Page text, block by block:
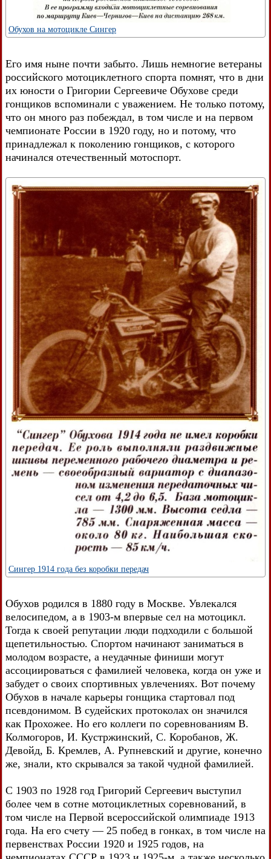
Обухов на мотоцикле Сингер
Его имя ныне почти забыто. Лишь немногие ветераны
российского мотоциклетного спорта помнят, что в дни
их юности о Григории Сергеевиче Обухове среди
гонщиков вспоминали с уважением. Не только потому,
что он много раз побеждал, в том числе и на первом
чемпионате России в 1920 году, но и потому, что
принадлежал к поколению гонщиков, с которого
начинался отечественный мотоспорт.
Сингер 1914 года без коробки передач
Обухов родился в 1880 году в Москве. Увлекался
велосипедом, а в 1903-м впервые сел на мотоцикл.
Тогда к своей репутации люди подходили с большой
щепетильностью. Спортом начинают заниматься в
молодом возрасте, а неудачные финиши могут
ассоциироваться с фамилией человека, когда он уже и
забудет о своих спортивных увлечениях. Вот почему
Обухов в начале карьеры гонщика стартовал под
псевдонимом. В судейских протоколах он значился
как Прохожее. Но его коллеги по соревнованиям В.
Колмогоров, И. Кустржинский, С. Коробанов, Ж.
Девойд, Б. Кремлев, А. Рупневский и другие, конечно
же, знали, кто скрывался за такой чудной фамилией.
С 1903 по 1928 год Григорий Сергеевич выступил
более чем в сотне мотоциклетных соревнований, в
том числе на Первой всероссийской олимпиаде 1913
года. На его счету — 25 побед в гонках, в том числе на
первенствах России 1920 и 1925 годов, на